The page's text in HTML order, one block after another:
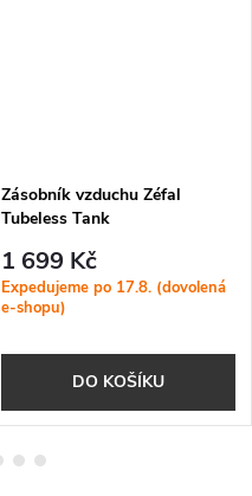
Zásobník vzduchu Zéfal
Tubeless Tank
1 699 Kč
Expedujeme po 17.8. (dovolená
e-shopu)
DO KOŠÍKU